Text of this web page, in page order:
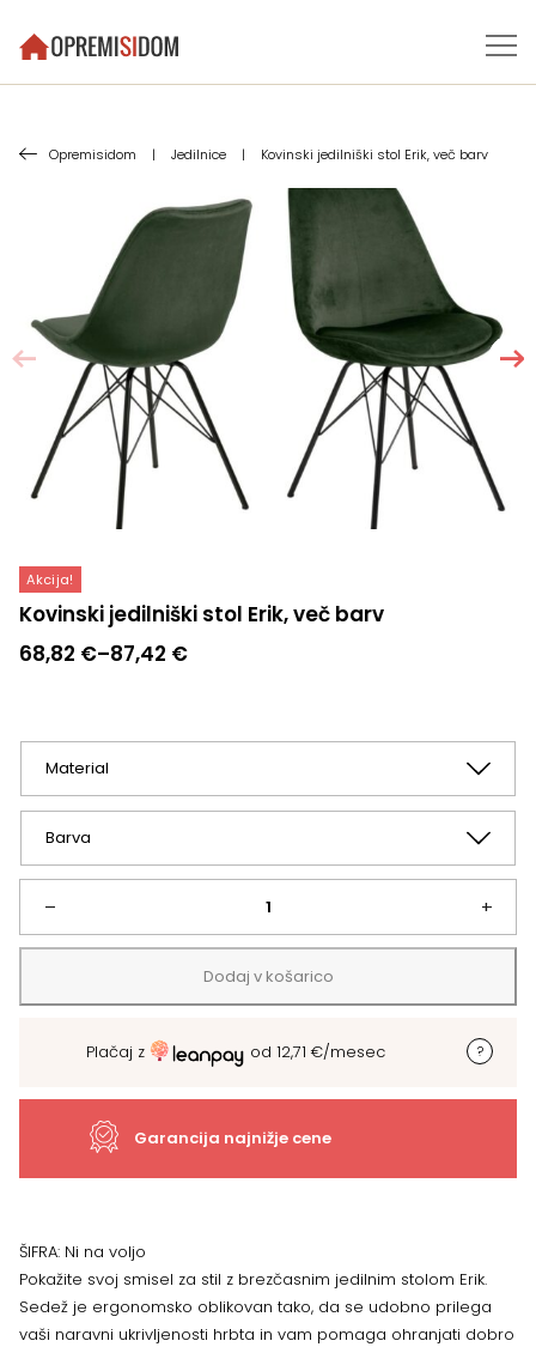
Opremisidom | Jedilnice | Kovinski jedilniški stol Erik, več barv
Akcija!
Kovinski jedilniški stol Erik, več barv
68,82 €–87,42 €
Cenovni
68,82 €
87,42 €
–
Kovinski
jedilniški
stol
+
Dodaj v košarico
Plačaj z od 12,71 €/mesec
Garancija najnižje cene
ŠIFRA: Ni na voljo
Pokažite svoj smisel za stil z brezčasnim jedilnim stolom Erik.
Sedež je ergonomsko oblikovan tako, da se udobno prilega
vaši naravni ukrivljenosti hrbta in vam pomaga ohranjati dobro